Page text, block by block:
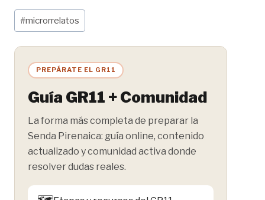
Etiquetas
de
la
entrada:
#microrrelatos
PREPÁRATE EL GR11
Guía GR11 + Comunidad
La forma más completa de preparar la
Senda Pirenaica: guía online, contenido
actualizado y comunidad activa donde
resolver dudas reales.